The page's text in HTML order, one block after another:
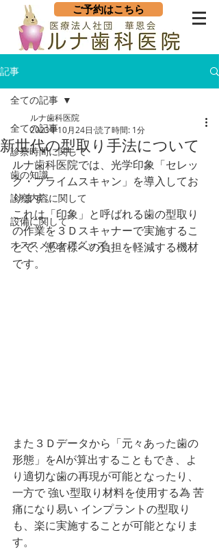
ご予約はこちら
記事
全ての記事
診察時間に関して
歯の知識
診察内容に関して
設備に関して
オススメのケアグッズ
全ての記事
新世代の型取り手法について
ルナ歯科医院
2023年10月24日 読了時間: 1分
ルナ歯科医院では、光学印象「セレッ
ク・プライムスキャン」を導入してお
ります。
これは「印象」と呼ばれる歯の型取り
の作業を３Ｄスキャナーで実施するこ
とで、患者様への負担を軽減する機材
です。
また３Ｄデータから「元々あった歯の
形態」をAIが算出することもでき、よ
り適切な歯の再現が可能となったり、
一方で 強い型取り材料を使用する為 苦
痛になり易い インプラントの型取り
も、楽に実施することが可能となりま
す。